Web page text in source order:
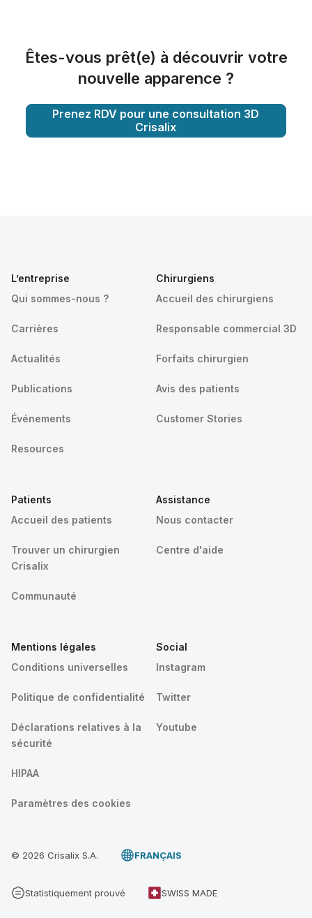
Êtes-vous prêt(e) à découvrir votre
nouvelle apparence ?
Prenez RDV pour une consultation 3D
Crisalix
L’entreprise
Qui sommes-nous ?
Carrières
Actualités
Publications
Événements
Resources
Chirurgiens
Accueil des chirurgiens
Responsable commercial 3D
Forfaits chirurgien
Avis des patients
Customer Stories
Patients
Accueil des patients
Trouver un chirurgien
Crisalix
Communauté
Assistance
Nous contacter
Centre d'aide
Mentions légales
Conditions universelles
Politique de confidentialité
Déclarations relatives à la
sécurité
HIPAA
Paramètres des cookies
Social
Instagram
Twitter
Youtube
© 2026 Crisalix S.A. FRANÇAIS
Statistiquement prouvé SWISS MADE